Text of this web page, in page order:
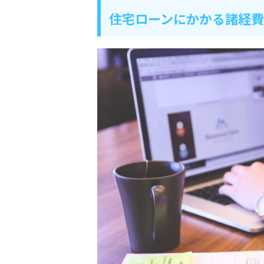
住宅ローンにかかる諸経